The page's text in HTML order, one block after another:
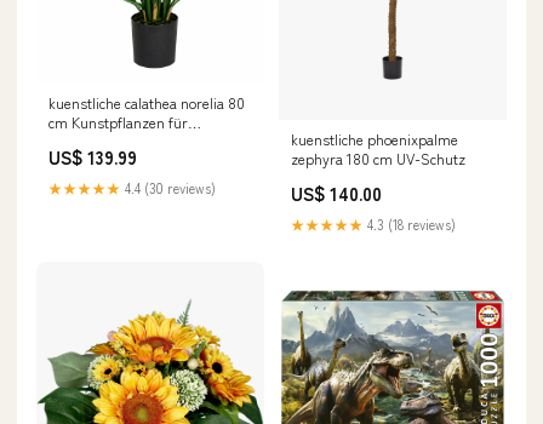
kuenstliche calathea norelia 80
cm Kunstpflanzen für
US$ 139.99
★★★★★ 4.4 (30 reviews)
kuenstliche phoenixpalme
zephyra 180 cm UV-Schutz
US$ 140.00
★★★★★ 4.3 (18 reviews)